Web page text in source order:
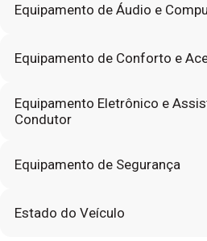
Equipamento de Áudio e
Equipamento de Conforto e
Equipamento Eletrônico e
Condutor
Equipamento de Segurança
Estado do Veículo